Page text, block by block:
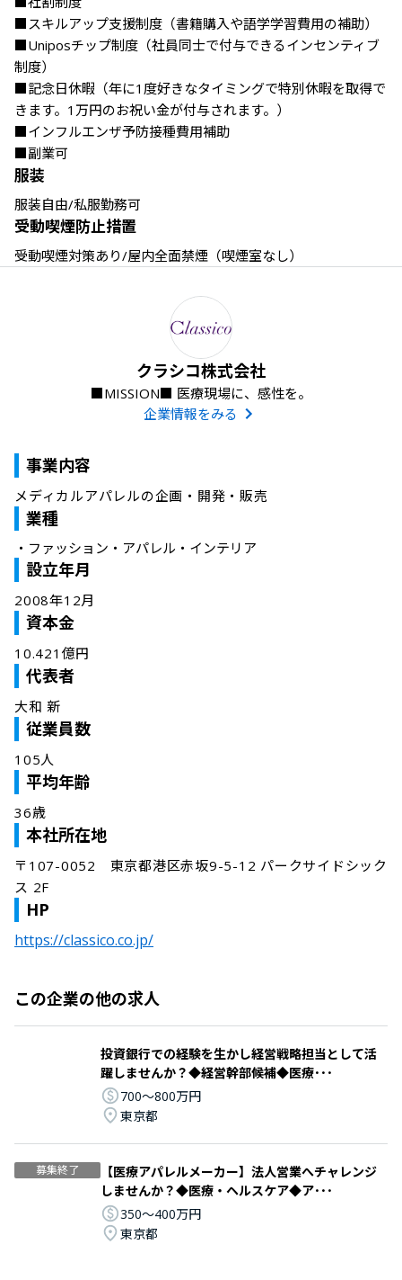
■スキルアップ支援制度（書籍購入や語学学習費用の補助）
■Uniposチップ制度（社員同士で付与できるインセンティブ
制度）
■記念日休暇（年に1度好きなタイミングで特別休暇を取得で
きます。1万円のお祝い金が付与されます。）
■インフルエンザ予防接種費用補助
■副業可
服装
服装自由/私服勤務可
受動喫煙防止措置
受動喫煙対策あり/屋内全面禁煙（喫煙室なし）
クラシコ株式会社
■MISSION■ 医療現場に、感性を。
企業情報をみる
事業内容
メディカルアパレルの企画・開発・販売
業種
・ ファッション・アパレル・インテリア
設立年月
2008年12月
資本金
10.421億円
代表者
大和 新
従業員数
105人
平均年齢
36歳
本社所在地
〒107-0052　東京都港区赤坂9-5-12 パークサイドシック
ス 2F
HP
https://classico.co.jp/
この企業の他の求人
投資銀行での経験を生かし経営戦略担当として活
躍しませんか？◆経営幹部候補◆医療･･･
700〜800万円
東京都
募集終了
【医療アパレルメーカー】法人営業へチャレンジ
しませんか？◆医療・ヘルスケア◆ア･･･
350〜400万円
東京都